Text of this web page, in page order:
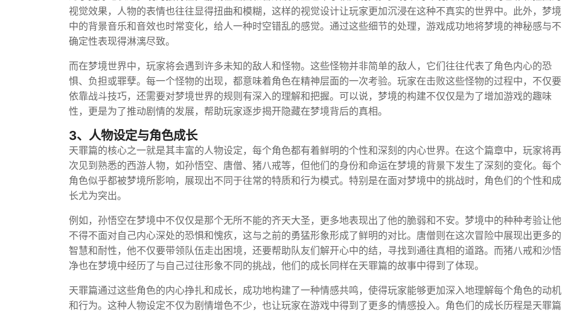
视觉效果，人物的表情也往往显得扭曲和模糊，这样的视觉设计让玩家更加沉浸在这种不真实的世界中。此外，梦境
中的背景音乐和音效也时常变化，给人一种时空错乱的感觉。通过这些细节的处理，游戏成功地将梦境的神秘感与不
确定性表现得淋漓尽致。
而在梦境世界中，玩家将会遇到许多未知的敌人和怪物。这些怪物并非简单的敌人，它们往往代表了角色内心的恐
惧、负担或罪孽。每一个怪物的出现，都意味着角色在精神层面的一次考验。玩家在击败这些怪物的过程中，不仅要
依靠战斗技巧，还需要对梦境世界的规则有深入的理解和把握。可以说，梦境的构建不仅仅是为了增加游戏的趣味
性，更是为了推动剧情的发展，帮助玩家逐步揭开隐藏在梦境背后的真相。
3、人物设定与角色成长
天罪篇的核心之一就是其丰富的人物设定，每个角色都有着鲜明的个性和深刻的内心世界。在这个篇章中，玩家将再
次见到熟悉的西游人物，如孙悟空、唐僧、猪八戒等，但他们的身份和命运在梦境的背景下发生了深刻的变化。每个
角色似乎都被梦境所影响，展现出不同于往常的特质和行为模式。特别是在面对梦境中的挑战时，角色们的个性和成
长尤为突出。
例如，孙悟空在梦境中不仅仅是那个无所不能的齐天大圣，更多地表现出了他的脆弱和不安。梦境中的种种考验让他
不得不面对自己内心深处的恐惧和愧疚，这与之前的勇猛形象形成了鲜明的对比。唐僧则在这次冒险中展现出更多的
智慧和耐性，他不仅要带领队伍走出困境，还要帮助队友们解开心中的结，寻找到通往真相的道路。而猪八戒和沙悟
净也在梦境中经历了与自己过往形象不同的挑战，他们的成长同样在天罪篇的故事中得到了体现。
天罪篇通过这些角色的内心挣扎和成长，成功地构建了一种情感共鸣，使得玩家能够更加深入地理解每个角色的动机
和行为。这种人物设定不仅为剧情增色不少，也让玩家在游戏中得到了更多的情感投入。角色们的成长历程是天罪篇